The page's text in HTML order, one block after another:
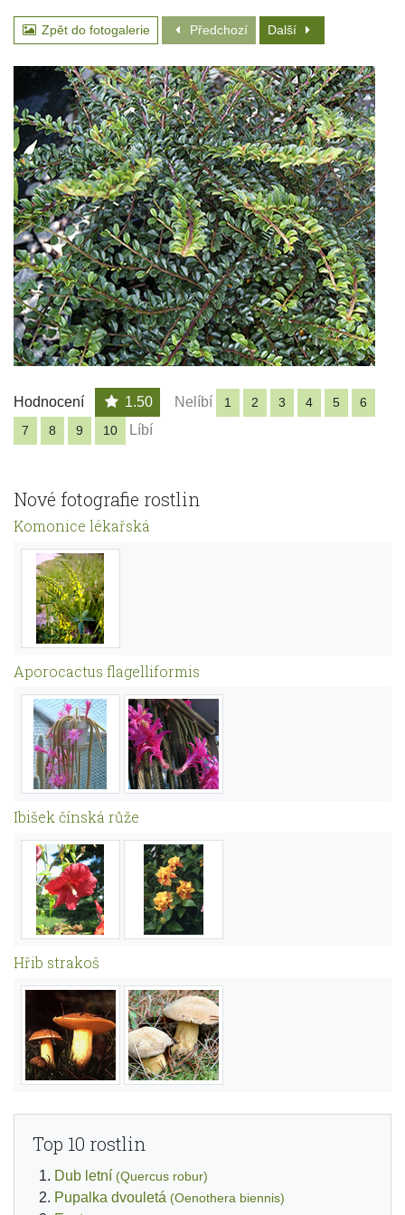
Zpět do fotogalerie Předchozí Další
Hodnocení 1.50 Nelíbí 1 2 3 4 5
6
7
8 9 10 Líbí
Nové fotografie rostlin
Komonice lékařská
Aporocactus flagelliformis
Ibišek čínská růže
Hřib strakoš
Top 10 rostlin
Dub letní (Quercus robur)
Pupalka dvouletá (Oenothera biennis)